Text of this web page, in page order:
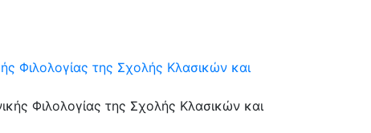
Φιλολογίας της Σχολής Κλασικών και